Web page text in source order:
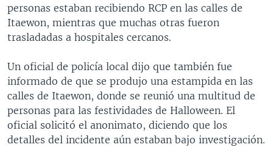
personas estaban recibiendo RCP en las calles de
Itaewon, mientras que muchas otras fueron
trasladadas a hospitales cercanos.
Un oficial de policía local dijo que también fue
informado de que se produjo una estampida en las
calles de Itaewon, donde se reunió una multitud de
personas para las festividades de Halloween. El
oficial solicitó el anonimato, diciendo que los
detalles del incidente aún estaban bajo investigación.